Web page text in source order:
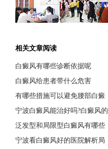
相关文章阅读
白癜风有哪些诊断依据呢
白癜风给患者带什么危害
有哪些措施可以避免腰部白癜
宁波白癜风能治好吗?白癜风的
泛发型和局限型白癜风有哪些
宁波看白癜风好的医院解析局